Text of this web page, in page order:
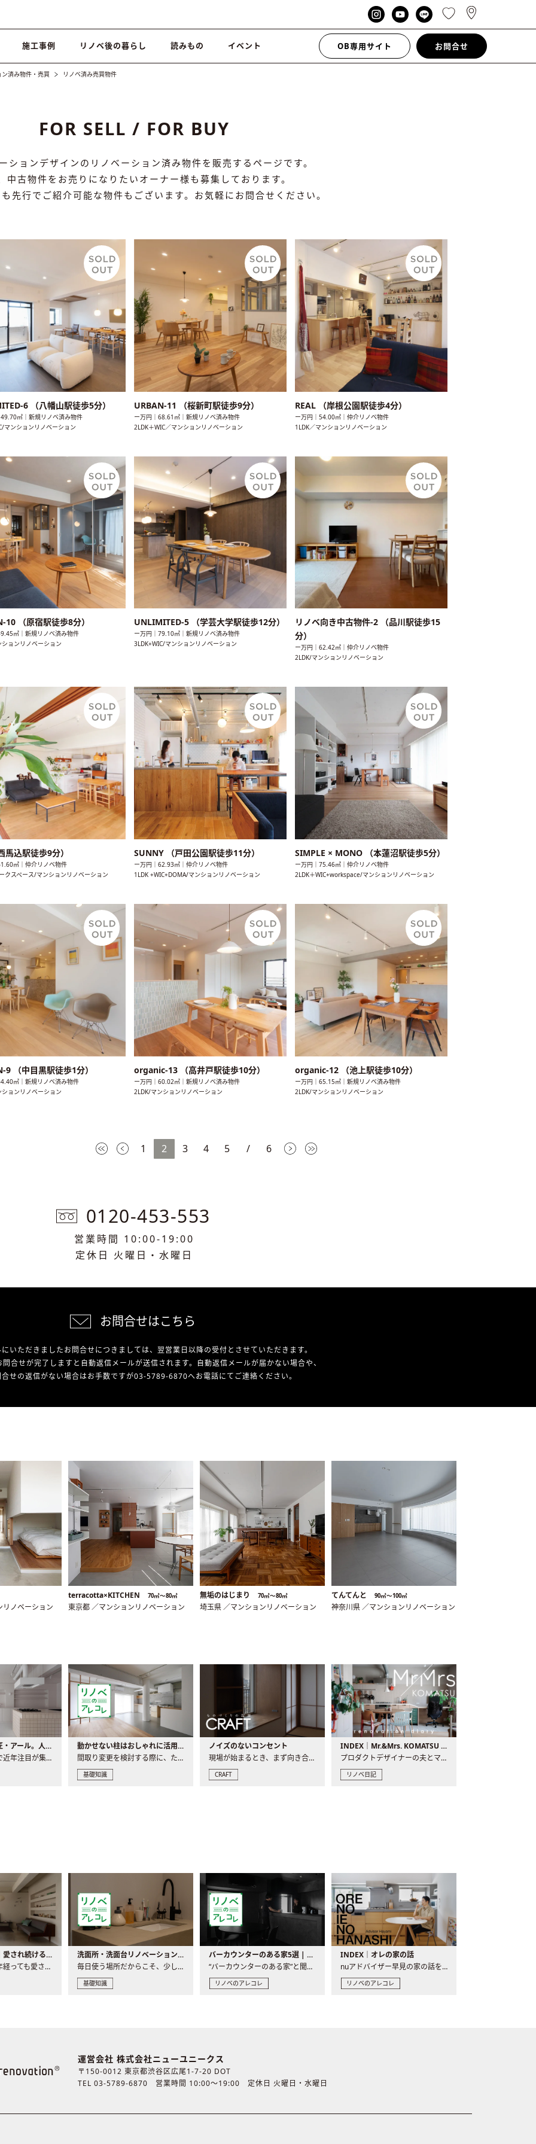
施工事例 リノベ後の暮らし 読みもの イベント OB専用サイト お問合せ
ン済み物件・売買 リノベ済み売買物件
FOR SELL / FOR BUY
ションデザインのリノベーション済み物件を販売するページです。
中古物件をお売りになりたいオーナー様も募集しております。
先行でご紹介可能な物件もございます。お気軽にお問合せください。
6 （八幡山駅徒歩5分）
㎡｜新規リノベ済み物件
マンションリノベーション
URBAN-11 （桜新町駅徒歩9分）
ー万円｜68.61㎡｜新規リノベ済み物件
2LDK＋WIC／マンションリノベーション
REAL （岸根公園駅徒歩4分）
ー万円｜54.00㎡｜仲介リノベ物件
1LDK／マンションリノベーション
10 （原宿駅徒歩8分）
㎡｜新規リノベ済み物件
ョンリノベーション
UNLIMITED-5 （学芸大学駅徒歩12分）
ー万円｜79.10㎡｜新規リノベ済み物件
3LDK+WIC/マンションリノベーション
リノベ向き中古物件-2 （品川駅徒歩15
分）
ー万円｜62.42㎡｜仲介リノベ物件
2LDK/マンションリノベーション
込駅徒歩9分）
㎡｜仲介リノベ物件
クスペース/マンションリノベーション
SUNNY （戸田公園駅徒歩11分）
ー万円｜62.93㎡｜仲介リノベ物件
1LDK +WIC+DOMA/マンションリノベーション
SIMPLE × MONO （本蓮沼駅徒歩5分）
ー万円｜75.46㎡｜仲介リノベ物件
2LDK＋WIC+workspace/マンションリノベーション
9 （中目黒駅徒歩1分）
㎡｜新規リノベ済み物件
ションリノベーション
organic-13 （高井戸駅徒歩10分）
ー万円｜60.02㎡｜新規リノベ済み物件
2LDK/マンションリノベーション
organic-12 （池上駅徒歩10分）
ー万円｜65.15㎡｜新規リノベ済み物件
2LDK/マンションリノベーション
1 2 3 4 5 / 6
0120-453-553
営業時間 10:00-19:00
定休日 火曜日・水曜日
お問合せはこちら
いただきましたお問合せにつきましては、翌営業日以降の受付とさせていただきます。
合せが完了しますと自動返信メールが送信されます。自動返信メールが届かない場合や、
合せの返信がない場合はお手数ですが03-5789-6870へお電話にてご連絡ください。
リノベーション
terracotta×KITCHEN 70㎡〜80㎡
東京都 ／マンションリノベーション
無垢のはじまり 70㎡〜80㎡
埼玉県 ／マンションリノベーション
てんてんと 90㎡〜100㎡
神奈川県 ／マンションリノベーション
大注目の建築意匠・アール。人気の理由と空間に取り入れるポイント
リノベーションで近年注目が集まる建築意匠の一つであるアール..
動かせない柱はおしゃれに活用！柱を魅せるリノベーション(リノベ)4選
間取り変更を検討する際に、たびたび皆さんの頭を悩ませる動か..
基礎知識
ノイズのないコンセント
現場が始まるとき、まず向き合うものの一つがコンセントです..
CRAFT
INDEX｜Mr.&Mrs. KOMATSU renovation diary
プロダクトデザイナーの夫とマーチャンダイザーの妻が、夫婦で..
リノベ日記
世界の名作家具｜愛され続ける理由と一生モノとの出会い方
家具には、何十年経っても愛され続ける「名作」と呼ばれるもの..
洗面所・洗面台リノベーションの事例と間取りアイデア
毎日使う場所だからこそ、少しの間取りの工夫や素材の選び方で..
基礎知識
バーカウンターのある家5選 | 日常に馴染む“距離の近い”キッチンとは
“バーカウンターのある家”と聞くと、少し特別な、大人のための..
リノベのアレコレ
INDEX｜オレの家の話
nuアドバイザー早見の家の話を、全4話でお届け。リノベーションを..
リノベのアレコレ
運営会社 株式会社ニューユニークス
〒150-0012 東京都渋谷区広尾1-7-20 DOT
TEL 03-5789-6870 営業時間 10:00〜19:00 定休日 火曜日・水曜日